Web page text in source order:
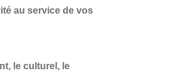
au service de vos
le culturel, le